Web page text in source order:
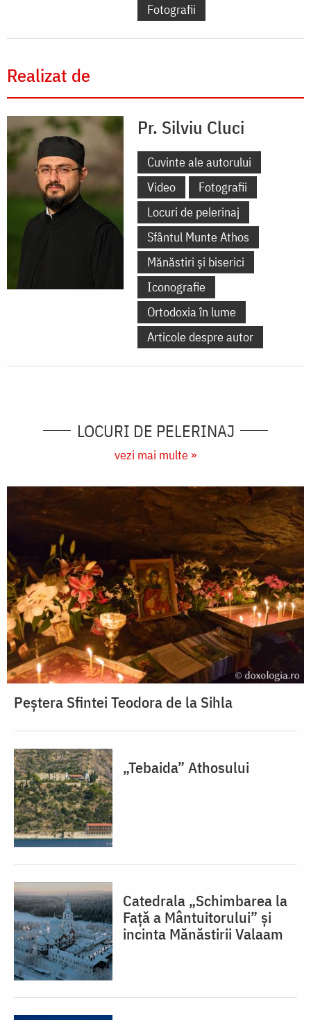
Fotografii
Realizat de
Pr. Silviu Cluci
Cuvinte ale autorului
Video
Fotografii
Locuri de pelerinaj
Sfântul Munte Athos
Mănăstiri și biserici
Iconografie
Ortodoxia în lume
Articole despre autor
LOCURI DE PELERINAJ
vezi mai multe »
Peștera Sfintei Teodora de la Sihla
„Tebaida” Athosului
Catedrala „Schimbarea la
Față a Mântuitorului” și
incinta Mănăstirii Valaam